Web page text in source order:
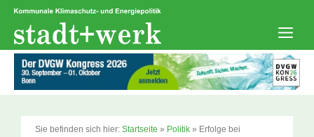
Zum
springen
Sie befinden sich hier: Startseite » Politik » Erfolge bei